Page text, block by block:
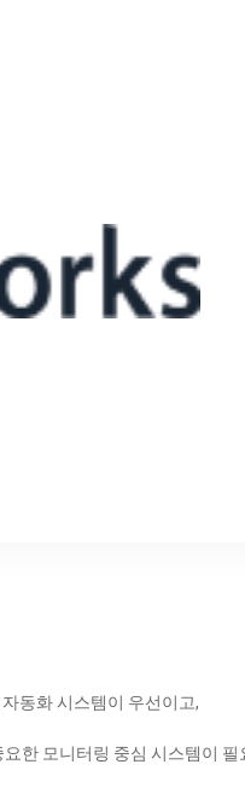
동화 시스템이 우선이고,
한 모니터링 중심 시스템이 필